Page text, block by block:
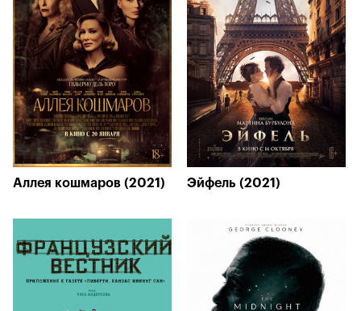
Аллея кошмаров (2021) Эйфель (2021)